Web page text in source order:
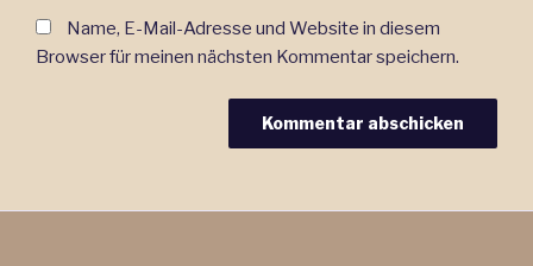
Name, E-Mail-Adresse und Website in diesem
Browser für meinen nächsten Kommentar speichern.